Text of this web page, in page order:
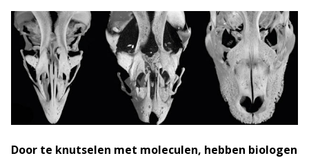
Door te knutselen met moleculen, hebben biologen